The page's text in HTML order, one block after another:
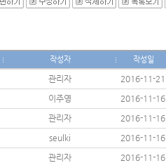
작성자 작성일
관리자 2016-11-21
이주영 2016-11-16
관리자 2016-11-16
seulki 2016-11-16
관리자 2016-11-16